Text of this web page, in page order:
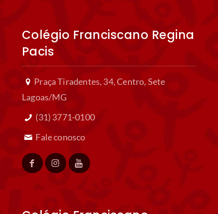
Colégio Franciscano Regina
Pacis
Praça Tiradentes, 34, Centro, Sete
Lagoas/MG
(31) 3771-0100
Fale conosco